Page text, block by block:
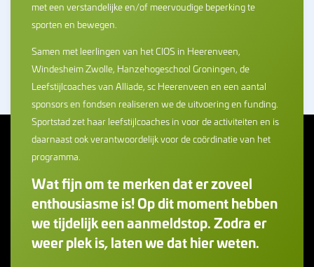
met een verstandelijke en/of meervoudige beperking te
sporten en bewegen.
Samen met leerlingen van het CIOS in Heerenveen,
Windesheim Zwolle, Hanzehogeschool Groningen, de
Leefstijlcoaches van Alliade, sc Heerenveen en een aantal
sponsors en fondsen realiseren we de uitvoering en funding.
Sportstad zet haar leefstijlcoaches in voor de activiteiten en is
daarnaast ook verantwoordelijk voor de coördinatie van het
programma.
Wat fijn om te merken dat er zoveel
enthousiasme is! Op dit moment hebben
we tijdelijk een aanmeldstop. Zodra er
weer plek is, laten we dat hier weten.